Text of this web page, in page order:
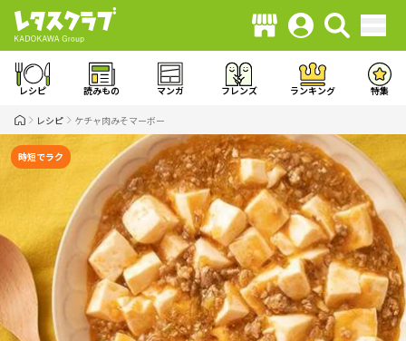
レシピ 読みもの マンガ フレンズ ランキング 特集
レシピ ケチャ肉みそマーボー
時短でラク